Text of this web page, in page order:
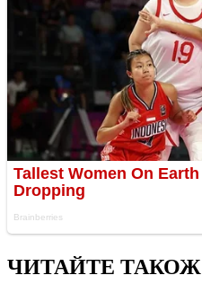
ЧИТАЙТЕ ТАКОЖ